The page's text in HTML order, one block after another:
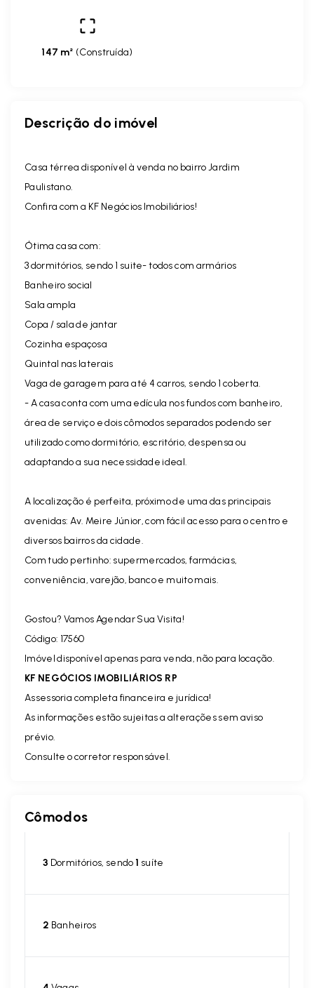
147 m² (Construída)
Descrição do imóvel
Casa térrea disponível à venda no bairro Jardim
Paulistano.
Confira com a KF Negócios Imobiliários!
Ótima casa com:
3 dormitórios, sendo 1 suite- todos com armários
Banheiro social
Sala ampla
Copa / sala de jantar
Cozinha espaçosa
Quintal nas laterais
Vaga de garagem para até 4 carros, sendo 1 coberta.
- A casa conta com uma edícula nos fundos com banheiro,
área de serviço e dois cômodos separados podendo ser
utilizado como dormitório, escritório, despensa ou
adaptando a sua necessidade ideal.
A localização é perfeita, próximo de uma das principais
avenidas: Av. Meire Júnior, com fácil acesso para o centro e
diversos bairros da cidade.
Com tudo pertinho: supermercados, farmácias,
conveniência, varejão, banco e muito mais.
Gostou? Vamos Agendar Sua Visita!
Código: 17560
Imóvel disponível apenas para venda, não para locação.
KF NEGÓCIOS IMOBILIÁRIOS RP
Assessoria completa financeira e jurídica!
As informações estão sujeitas a alterações sem aviso
prévio.
Consulte o corretor responsável.
Cômodos
3 Dormitórios, sendo1 suíte
2 Banheiros